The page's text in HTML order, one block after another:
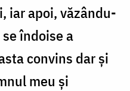
iar apoi, văzându-
îndoise a
convins dar şi
meu şi